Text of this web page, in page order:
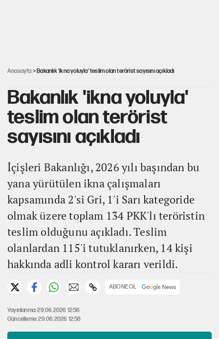
Anasayfa > Bakanlık 'ikna yoluyla' teslim olan terörist sayısını açıkladı
Bakanlık 'ikna yoluyla'
teslim olan terörist
sayısını açıkladı
İçişleri Bakanlığı, 2026 yılı başından bu
yana yürütülen ikna çalışmaları
kapsamında 2'si Gri, 1'i Sarı kategoride
olmak üzere toplam 134 PKK'lı teröristin
teslim olduğunu açıkladı. Teslim
olanlardan 115'i tutuklanırken, 14 kişi
hakkında adli kontrol kararı verildi.
ABONE OL
Yayınlanma: 29.06.2026 12:56
Güncelleme: 29.06.2026 12:58